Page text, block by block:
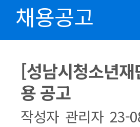
채용공고
[성남시청소년
용 공고
작성자 관리자 23-